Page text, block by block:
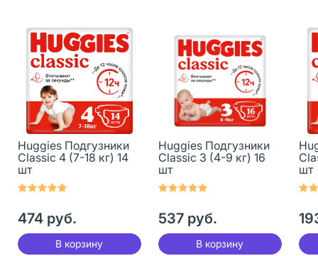
Huggies Подгузники
Classic 4 (7-18 кг) 14
шт
474 руб.
В корзину
Huggies Подгузники
Classic 3 (4-9 кг) 16
шт
537 руб.
В корзину
шт